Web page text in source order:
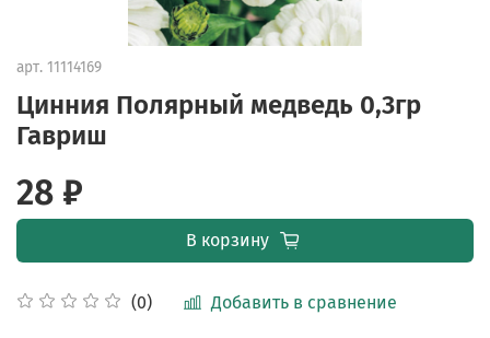
арт. 11114169
Цинния Полярный медведь 0,3гр
Гавриш
(0) Добавить в сравнение
28 ₽
В корзину